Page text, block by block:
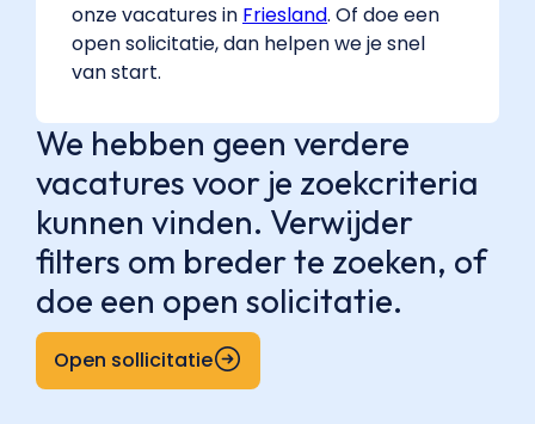
onze vacatures in Friesland. Of doe een
open solicitatie, dan helpen we je snel
van start.
We hebben geen verdere
vacatures voor je zoekcriteria
kunnen vinden. Verwijder
filters om breder te zoeken, of
doe een open solicitatie.
Open sollicitatie